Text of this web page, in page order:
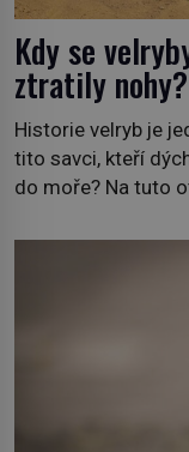
Kdy se
ztratily nohy?
Historie velryb je
tito savci, kteří
do moře? Na tuto
premiéru ve